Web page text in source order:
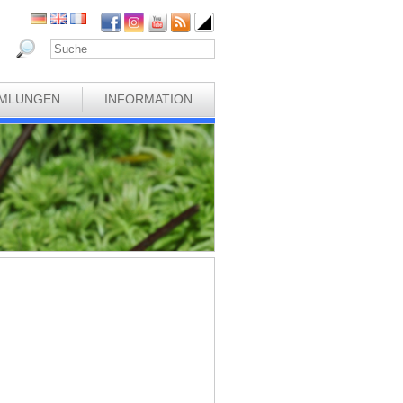
INFORMATION